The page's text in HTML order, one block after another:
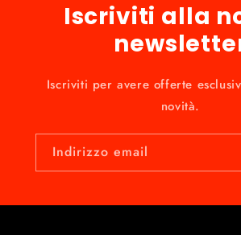
Iscriviti alla
Iscriviti per avere offerte
novità.
Indirizzo email